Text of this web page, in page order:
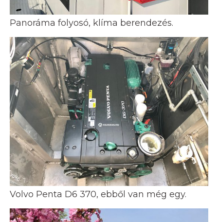
Panoráma folyosó, klíma berendezés.
Volvo Penta D6 370, ebből van még egy.